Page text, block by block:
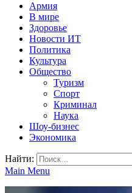
Армия
В мире
Здоровье
Новости ИТ
Политика
Культура
Общество
Туризм
Спорт
Криминал
Наука
Шоу-бизнес
Экономика
Найти:
Main Menu